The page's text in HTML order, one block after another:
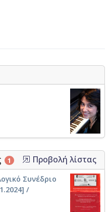
1 Προβολή λίστας
Συνέδριο
/